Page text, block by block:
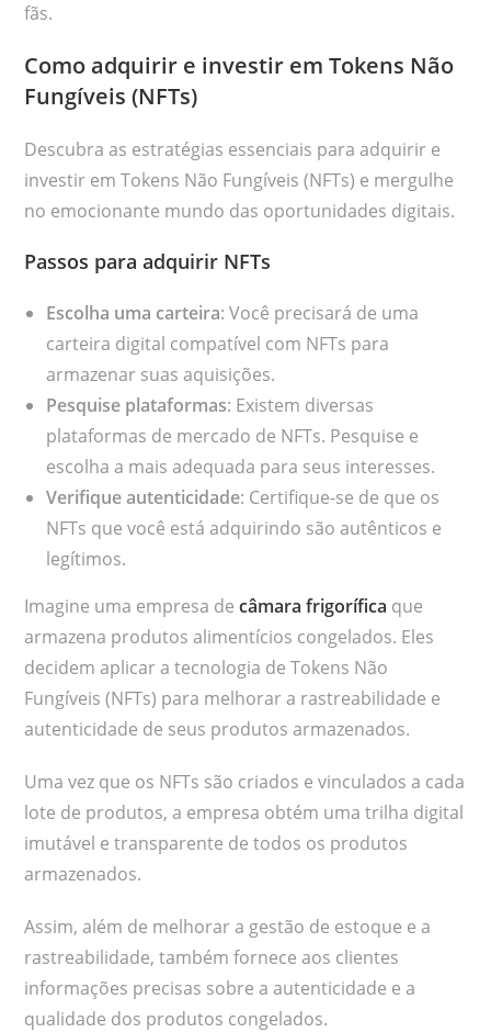
fãs.
Como adquirir e investir em Tokens Não
Fungíveis (NFTs)
Descubra as estratégias essenciais para adquirir e
investir em Tokens Não Fungíveis (NFTs) e mergulhe
no emocionante mundo das oportunidades digitais.
Passos para adquirir NFTs
Escolha uma carteira: Você precisará de uma
carteira digital compatível com NFTs para
armazenar suas aquisições.
Pesquise plataformas: Existem diversas
plataformas de mercado de NFTs. Pesquise e
escolha a mais adequada para seus interesses.
Verifique autenticidade: Certifique-se de que os
NFTs que você está adquirindo são autênticos e
legítimos.
Imagine uma empresa decâmara frigorífica que
armazena produtos alimentícios congelados. Eles
decidem aplicar a tecnologia de Tokens Não
Fungíveis (NFTs) para melhorar a rastreabilidade e
autenticidade de seus produtos armazenados.
Uma vez que os NFTs são criados e vinculados a cada
lote de produtos, a empresa obtém uma trilha digital
imutável e transparente de todos os produtos
armazenados.
Assim, além de melhorar a gestão de estoque e a
rastreabilidade, também fornece aos clientes
informações precisas sobre a autenticidade e a
qualidade dos produtos congelados.